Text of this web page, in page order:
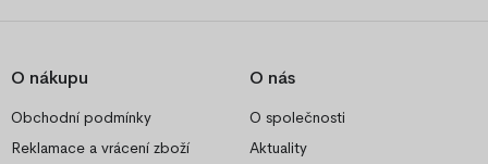
O nákupu
Obchodní podmínky
Reklamace a vrácení zboží
O nás
O společnosti
Aktuality